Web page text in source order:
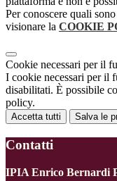
Per conoscere quali
visionare la COOKIE
Cookie necessari per il
I cookie necessari per il
disabilitati. È possibile
policy.
Accetta tutti Salva le
Contatti
IPIA Enrico Bernardi